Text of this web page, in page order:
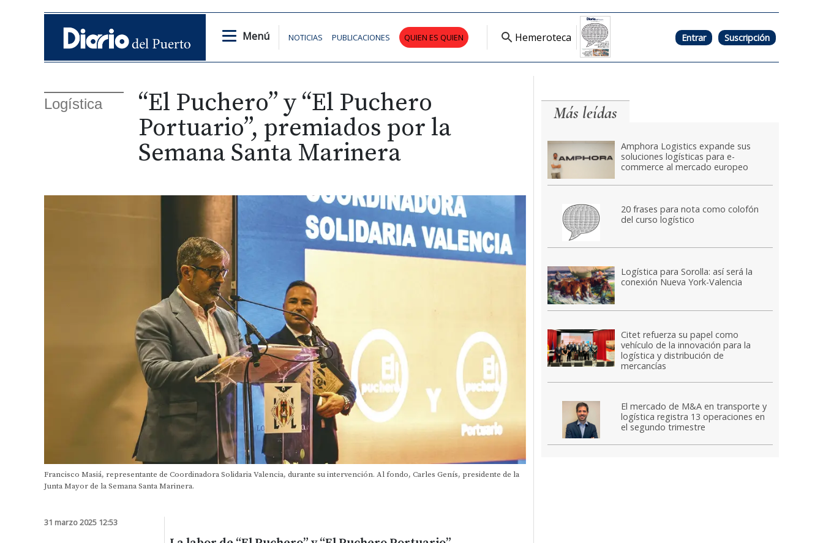
Menú NOTICIAS PUBLICACIONES QUIEN ES QUIEN Hemeroteca Entrar Suscripción
Logística
“El Puchero” y “El Puchero
Portuario”, premiados por la
Semana Santa Marinera
Francisco Masiá, representante de Coordinadora Solidaria Valencia, durante su intervención. Al fondo, Carles Genís, presidente de la
Junta Mayor de la Semana Santa Marinera.
31 marzo 2025 12:53
Más leídas
Amphora Logistics expande sus
soluciones logísticas para e-
commerce al mercado europeo
20 frases para nota como colofón
del curso logístico
Logística para Sorolla: así será la
conexión Nueva York-Valencia
Citet refuerza su papel como
vehículo de la innovación para la
logística y distribución de
mercancías
El mercado de M&A en transporte y
logística registra 13 operaciones en
el segundo trimestre